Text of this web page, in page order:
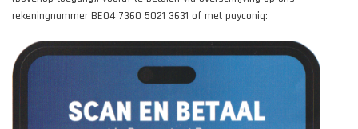
rekeningnummer BE04 7360 5021 3631 of met payconiq: